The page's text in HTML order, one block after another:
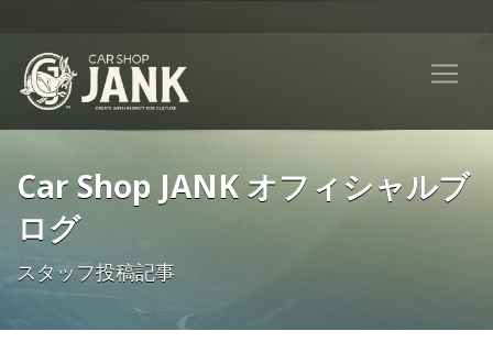
Car Shop JANK オフィシャルブ
ログ
スタッフ投稿記事